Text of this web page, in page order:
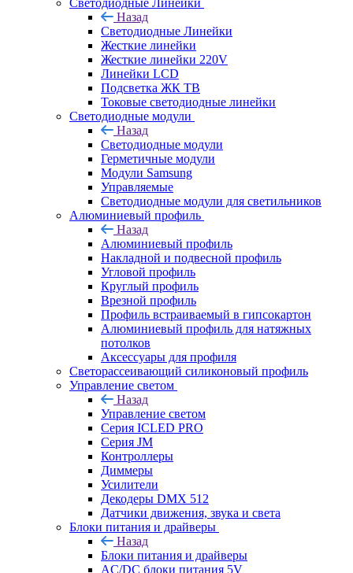
Светодиодные Линейки
Назад
Светодиодные Линейки
Жесткие линейки
Жесткие линейки 220V
Линейки LCD
Подсветка ЖК ТВ
Токовые светодиодные линейки
Светодиодные модули
Назад
Светодиодные модули
Герметичные модули
Модули Samsung
Управляемые
Светодиодные модули для светильников
Алюминиевый профиль
Назад
Алюминиевый профиль
Накладной и подвесной профиль
Угловой профиль
Круглый профиль
Врезной профиль
Профиль встраиваемый в гипсокартон
Алюминиевый профиль для натяжных
потолков
Аксессуары для профиля
Светорассеивающий силиконовый профиль
Управление светом
Назад
Управление светом
Серия ICLED PRO
Серия JM
Контроллеры
Диммеры
Усилители
Декодеры DMX 512
Датчики движения, звука и света
Блоки питания и драйверы
Назад
Блоки питания и драйверы
AC/DC блоки питания 5V